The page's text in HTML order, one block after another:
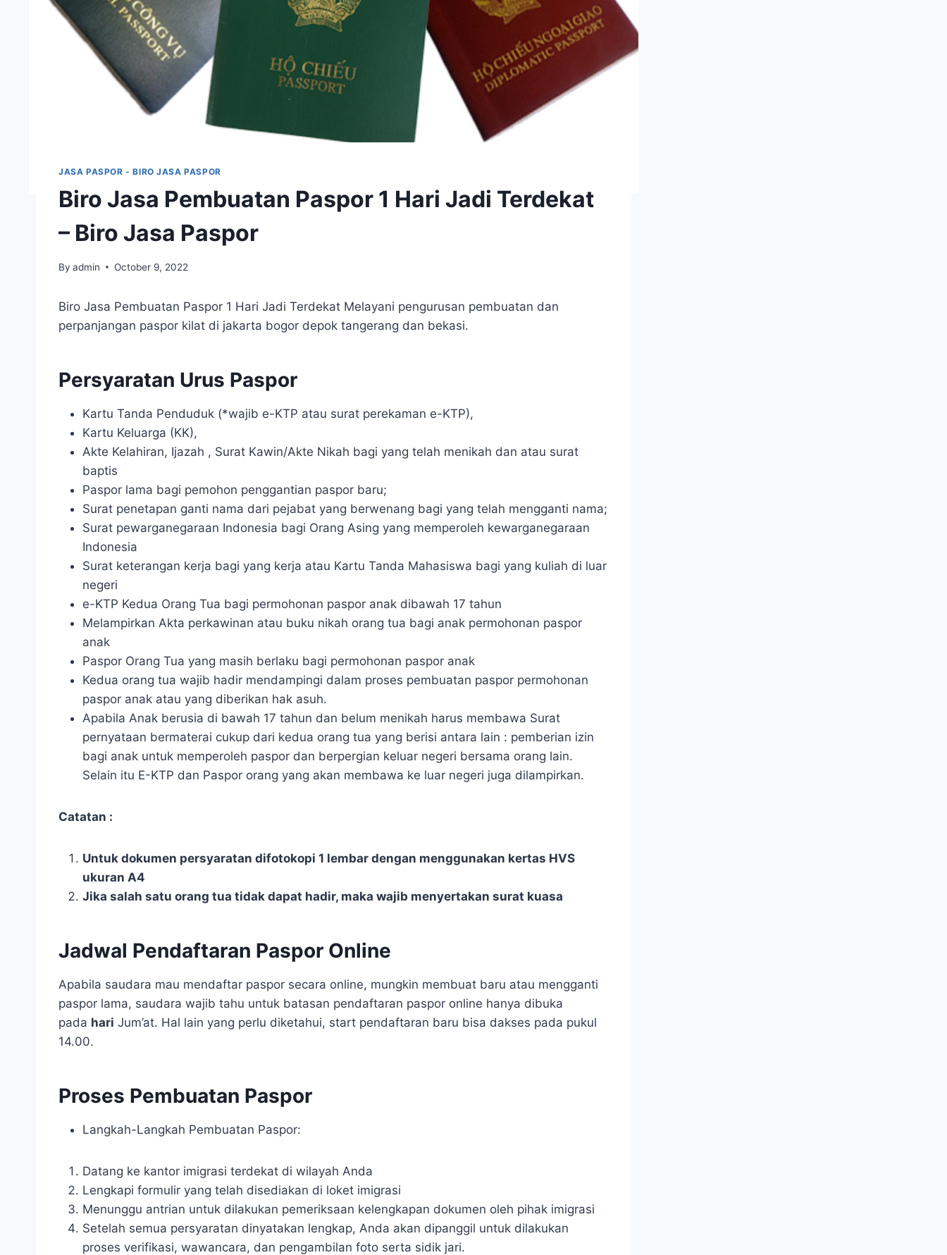
JASA PASPOR - BIRO JASA PASPOR
Biro Jasa Pembuatan Paspor 1 Hari Jadi Terdekat
– Biro Jasa Paspor
By admin October 9, 2022
Biro Jasa Pembuatan Paspor 1 Hari Jadi Terdekat Melayani pengurusan pembuatan dan
perpanjangan paspor kilat di jakarta bogor depok tangerang dan bekasi.
Persyaratan Urus Paspor
Kartu Tanda Penduduk (*wajib e-KTP atau surat perekaman e-KTP),
Kartu Keluarga (KK),
Akte Kelahiran, Ijazah , Surat Kawin/Akte Nikah bagi yang telah menikah dan atau surat
baptis
Paspor lama bagi pemohon penggantian paspor baru;
Surat penetapan ganti nama dari pejabat yang berwenang bagi yang telah mengganti nama;
Surat pewarganegaraan Indonesia bagi Orang Asing yang memperoleh kewarganegaraan
Indonesia
Surat keterangan kerja bagi yang kerja atau Kartu Tanda Mahasiswa bagi yang kuliah di luar
negeri
e-KTP Kedua Orang Tua bagi permohonan paspor anak dibawah 17 tahun
Melampirkan Akta perkawinan atau buku nikah orang tua bagi anak permohonan paspor
anak
Paspor Orang Tua yang masih berlaku bagi permohonan paspor anak
Kedua orang tua wajib hadir mendampingi dalam proses pembuatan paspor permohonan
paspor anak atau yang diberikan hak asuh.
Apabila Anak berusia di bawah 17 tahun dan belum menikah harus membawa Surat
pernyataan bermaterai cukup dari kedua orang tua yang berisi antara lain : pemberian izin
bagi anak untuk memperoleh paspor dan berpergian keluar negeri bersama orang lain.
Selain itu E-KTP dan Paspor orang yang akan membawa ke luar negeri juga dilampirkan.
Catatan :
Untuk dokumen persyaratan difotokopi 1 lembar dengan menggunakan kertas HVS
ukuran A4
Jika salah satu orang tua tidak dapat hadir, maka wajib menyertakan surat kuasa
Jadwal Pendaftaran Paspor Online
Apabila saudara mau mendaftar paspor secara online, mungkin membuat baru atau mengganti
paspor lama, saudara wajib tahu untuk batasan pendaftaran paspor online hanya dibuka
pada hari Jum’at. Hal lain yang perlu diketahui, start pendaftaran baru bisa dakses pada pukul
14.00.
Proses Pembuatan Paspor
Langkah-Langkah Pembuatan Paspor:
Datang ke kantor imigrasi terdekat di wilayah Anda
Lengkapi formulir yang telah disediakan di loket imigrasi
Menunggu antrian untuk dilakukan pemeriksaan kelengkapan dokumen oleh pihak imigrasi
Setelah semua persyaratan dinyatakan lengkap, Anda akan dipanggil untuk dilakukan
proses verifikasi, wawancara, dan pengambilan foto serta sidik jari.